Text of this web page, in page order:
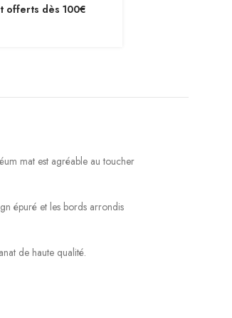
offerts dès 100€
mat est agréable au toucher
épuré et les bords arrondis
de haute qualité.